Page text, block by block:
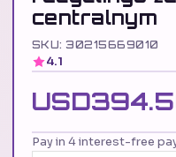
centralnym
SKU: 30215669010
4.1
Pay in 4 interest-free